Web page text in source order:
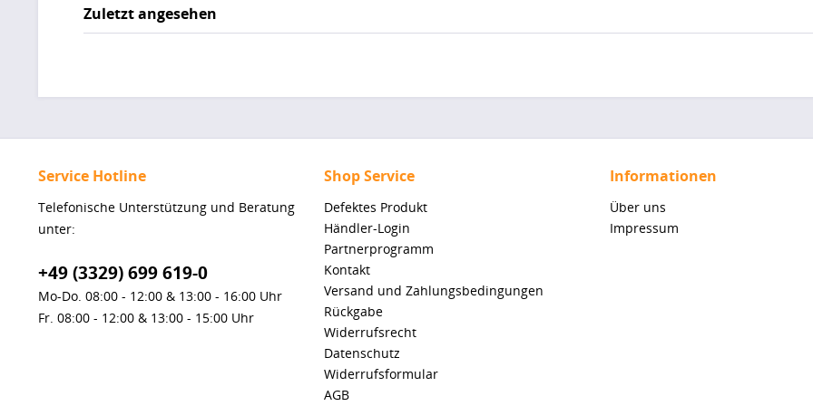
Zuletzt angesehen
Service Hotline
Telefonische Unterstützung und Beratung
unter:
+49 (3329) 699 619-0
Mo-Do. 08:00 - 12:00 & 13:00 - 16:00 Uhr
Fr. 08:00 - 12:00 & 13:00 - 15:00 Uhr
Shop Service
Defektes Produkt
Händler-Login
Partnerprogramm
Kontakt
Versand und Zahlungsbedingungen
Rückgabe
Widerrufsrecht
Datenschutz
Widerrufsformular
AGB
Informationen
Über uns
Impressum